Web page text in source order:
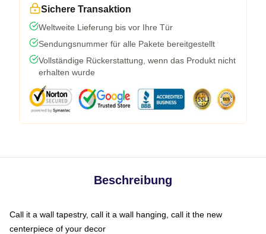
Sichere Transaktion
Weltweite Lieferung bis vor Ihre Tür
Sendungsnummer für alle Pakete bereitgestellt
Vollständige Rückerstattung, wenn das Produkt nicht
erhalten wurde
Beschreibung
Call it a wall tapestry, call it a wall hanging, call it the new
centerpiece of your decor